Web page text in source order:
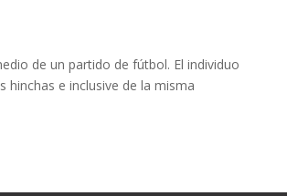
de un partido de fútbol. El individuo
e inclusive de la misma